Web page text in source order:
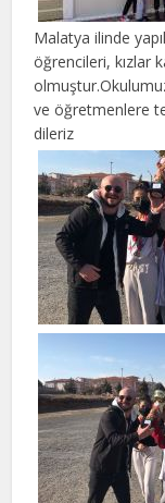
Malatya ilinde
öğrencileri, kızlar
ve öğretmenlere
dileriz